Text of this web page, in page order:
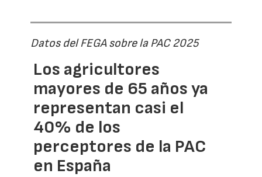
Datos del FEGA sobre la PAC 2025
Los agricultores
mayores de 65 años ya
representan casi el
40% de los
perceptores de la PAC
en España